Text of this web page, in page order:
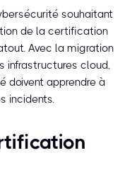
souhaitant
de la certification
Avec la migration
infrastructures cloud,
doivent apprendre à
incidents.